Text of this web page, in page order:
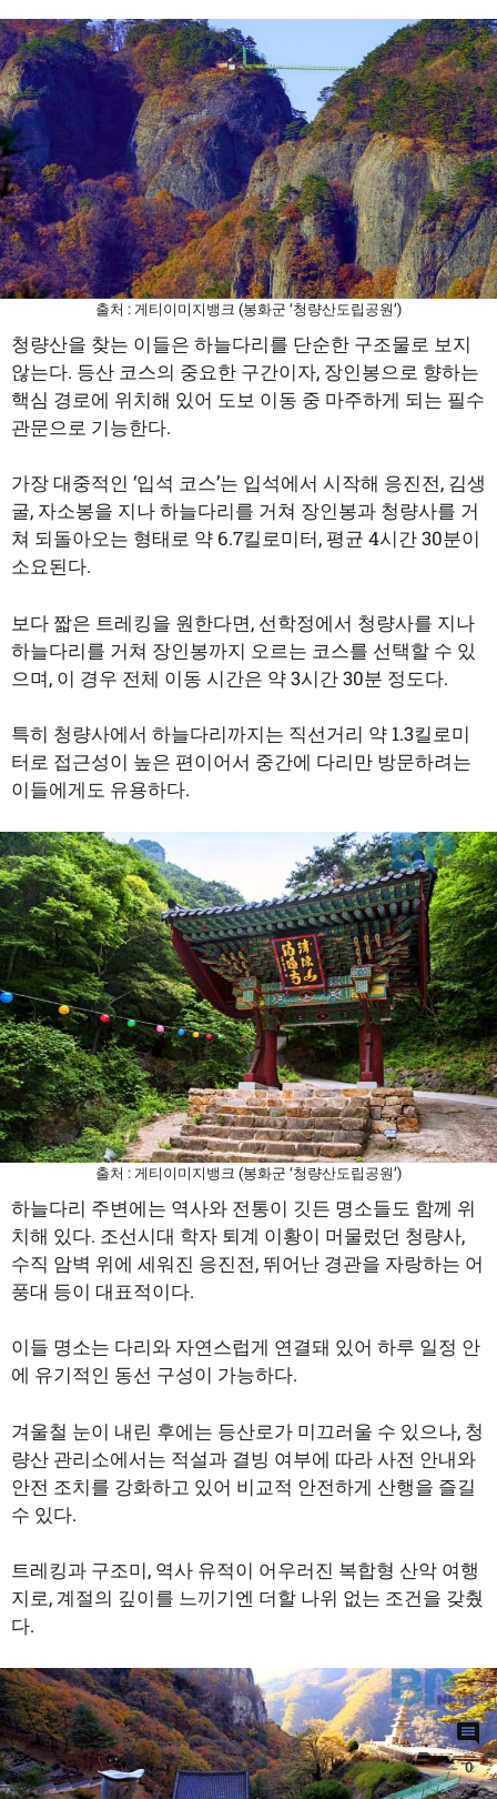
출처 : 게티이미지뱅크 (봉화군 ‘청량산도립공원’)
청량산을 찾는 이들은 하늘다리를 단순한 구조물로 보지
않는다. 등산 코스의 중요한 구간이자, 장인봉으로 향하는
핵심 경로에 위치해 있어 도보 이동 중 마주하게 되는 필수
관문으로 기능한다.
가장 대중적인 ‘입석 코스’는 입석에서 시작해 응진전, 김생
굴, 자소봉을 지나 하늘다리를 거쳐 장인봉과 청량사를 거
쳐 되돌아오는 형태로 약 6.7킬로미터, 평균 4시간 30분이
소요된다.
보다 짧은 트레킹을 원한다면, 선학정에서 청량사를 지나
하늘다리를 거쳐 장인봉까지 오르는 코스를 선택할 수 있
으며, 이 경우 전체 이동 시간은 약 3시간 30분 정도다.
특히 청량사에서 하늘다리까지는 직선거리 약 1.3킬로미
터로 접근성이 높은 편이어서 중간에 다리만 방문하려는
이들에게도 유용하다.
출처 : 게티이미지뱅크 (봉화군 ‘청량산도립공원’)
하늘다리 주변에는 역사와 전통이 깃든 명소들도 함께 위
치해 있다. 조선시대 학자 퇴계 이황이 머물렀던 청량사,
수직 암벽 위에 세워진 응진전, 뛰어난 경관을 자랑하는 어
풍대 등이 대표적이다.
이들 명소는 다리와 자연스럽게 연결돼 있어 하루 일정 안
에 유기적인 동선 구성이 가능하다.
겨울철 눈이 내린 후에는 등산로가 미끄러울 수 있으나, 청
량산 관리소에서는 적설과 결빙 여부에 따라 사전 안내와
안전 조치를 강화하고 있어 비교적 안전하게 산행을 즐길
수 있다.
트레킹과 구조미, 역사 유적이 어우러진 복합형 산악 여행
지로, 계절의 깊이를 느끼기엔 더할 나위 없는 조건을 갖췄
다.
0